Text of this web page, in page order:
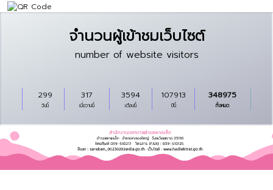
จำนวนผู้เข้าชมเว็บไซต์
number of website visitors
วันนี้
299
เมื่อวานนี้
317
เดือนนี้
3594
ปีนี้
107913
ทั้งหมด
348975